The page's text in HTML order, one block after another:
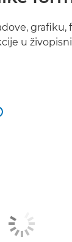
grafiku,
u